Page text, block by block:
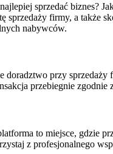
sprzedać biznes?
firmy, a także
nabywców.
przy
przebiegnie
to miejsce, gdzie
z profesjonalnego